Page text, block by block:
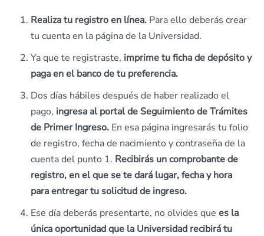
Realiza tu registro en línea. Para ello deberás crear
tu cuenta en la página de la Universidad.
Ya que te registraste, imprime tu ficha de depósito y
paga en el banco de tu preferencia.
Dos días hábiles después de haber realizado el
pago, ingresa al portal de Seguimiento de Trámites
de Primer Ingreso. En esa página ingresarás tu folio
de registro, fecha de nacimiento y contraseña de la
cuenta del punto 1. Recibirás un comprobante de
registro, en el que se te dará lugar, fecha y hora
para entregar tu solicitud de ingreso.
Ese día deberás presentarte, no olvides que es la
única oportunidad que la Universidad recibirá tu